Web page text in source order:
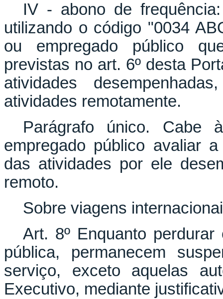
IV - abono de
utilizando o código "0034
ou empregado público
previstas no art. 6º desta
atividades
atividades remotamente.
Parágrafo único. Cabe
empregado público avaliar
das atividades por ele
remoto.
Sobre viagens
Art. 8º Enquanto
pública, permanecem
serviço, exceto aquelas
Executivo, mediante